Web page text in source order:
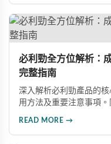
必利勁全方位解析：
完整指南
深入解析必利勁產品的
用方法及重要注意事項
READ MORE →